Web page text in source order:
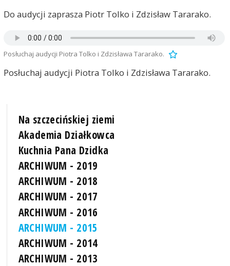
Do audycji zaprasza Piotr Tolko i Zdzisław Tararako.
Posłuchaj audycji Piotra Tolko i Zdzisława Tararako.
Posłuchaj audycji Piotra Tolko i Zdzisława Tararako.
Na szczecińskiej ziemi
Akademia Działkowca
Kuchnia Pana Dzidka
ARCHIWUM - 2019
ARCHIWUM - 2018
ARCHIWUM - 2017
ARCHIWUM - 2016
ARCHIWUM - 2015
ARCHIWUM - 2014
ARCHIWUM - 2013